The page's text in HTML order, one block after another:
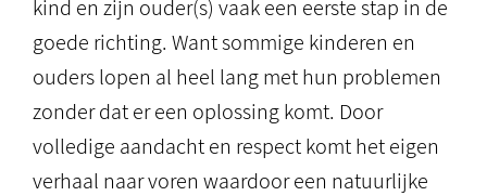
kind en zijn ouder(s) vaak een eerste stap in de
goede richting. Want sommige kinderen en
ouders lopen al heel lang met hun problemen
zonder dat er een oplossing komt. Door
volledige aandacht en respect komt het eigen
verhaal naar voren waardoor een natuurlijke